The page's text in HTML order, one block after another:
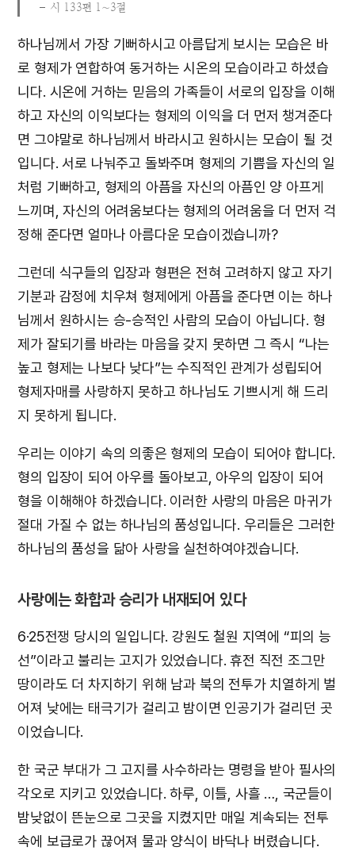
시 133편 1∼3절
하나님께서 가장 기뻐하시고 아름답게 보시는 모습은 바
로 형제가 연합하여 동거하는 시온의 모습이라고 하셨습
니다. 시온에 거하는 믿음의 가족들이 서로의 입장을 이해
하고 자신의 이익보다는 형제의 이익을 더 먼저 챙겨준다
면 그야말로 하나님께서 바라시고 원하시는 모습이 될 것
입니다. 서로 나눠주고 돌봐주며 형제의 기쁨을 자신의 일
처럼 기뻐하고, 형제의 아픔을 자신의 아픔인 양 아프게
느끼며, 자신의 어려움보다는 형제의 어려움을 더 먼저 걱
정해 준다면 얼마나 아름다운 모습이겠습니까?
그런데 식구들의 입장과 형편은 전혀 고려하지 않고 자기
기분과 감정에 치우쳐 형제에게 아픔을 준다면 이는 하나
님께서 원하시는 승-승적인 사람의 모습이 아닙니다. 형
제가 잘되기를 바라는 마음을 갖지 못하면 그 즉시 “나는
높고 형제는 나보다 낮다”는 수직적인 관계가 성립되어
형제자매를 사랑하지 못하고 하나님도 기쁘시게 해 드리
지 못하게 됩니다.
우리는 이야기 속의 의좋은 형제의 모습이 되어야 합니다.
형의 입장이 되어 아우를 돌아보고, 아우의 입장이 되어
형을 이해해야 하겠습니다. 이러한 사랑의 마음은 마귀가
절대 가질 수 없는 하나님의 품성입니다. 우리들은 그러한
하나님의 품성을 닮아 사랑을 실천하여야겠습니다.
사랑에는 화합과 승리가 내재되어 있다
6·25전쟁 당시의 일입니다. 강원도 철원 지역에 “피의 능
선”이라고 불리는 고지가 있었습니다. 휴전 직전 조그만
땅이라도 더 차지하기 위해 남과 북의 전투가 치열하게 벌
어져 낮에는 태극기가 걸리고 밤이면 인공기가 걸리던 곳
이었습니다.
한 국군 부대가 그 고지를 사수하라는 명령을 받아 필사의
각오로 지키고 있었습니다. 하루, 이틀, 사흘 …, 국군들이
밤낮없이 뜬눈으로 그곳을 지켰지만 매일 계속되는 전투
속에 보급로가 끊어져 물과 양식이 바닥나 버렸습니다.